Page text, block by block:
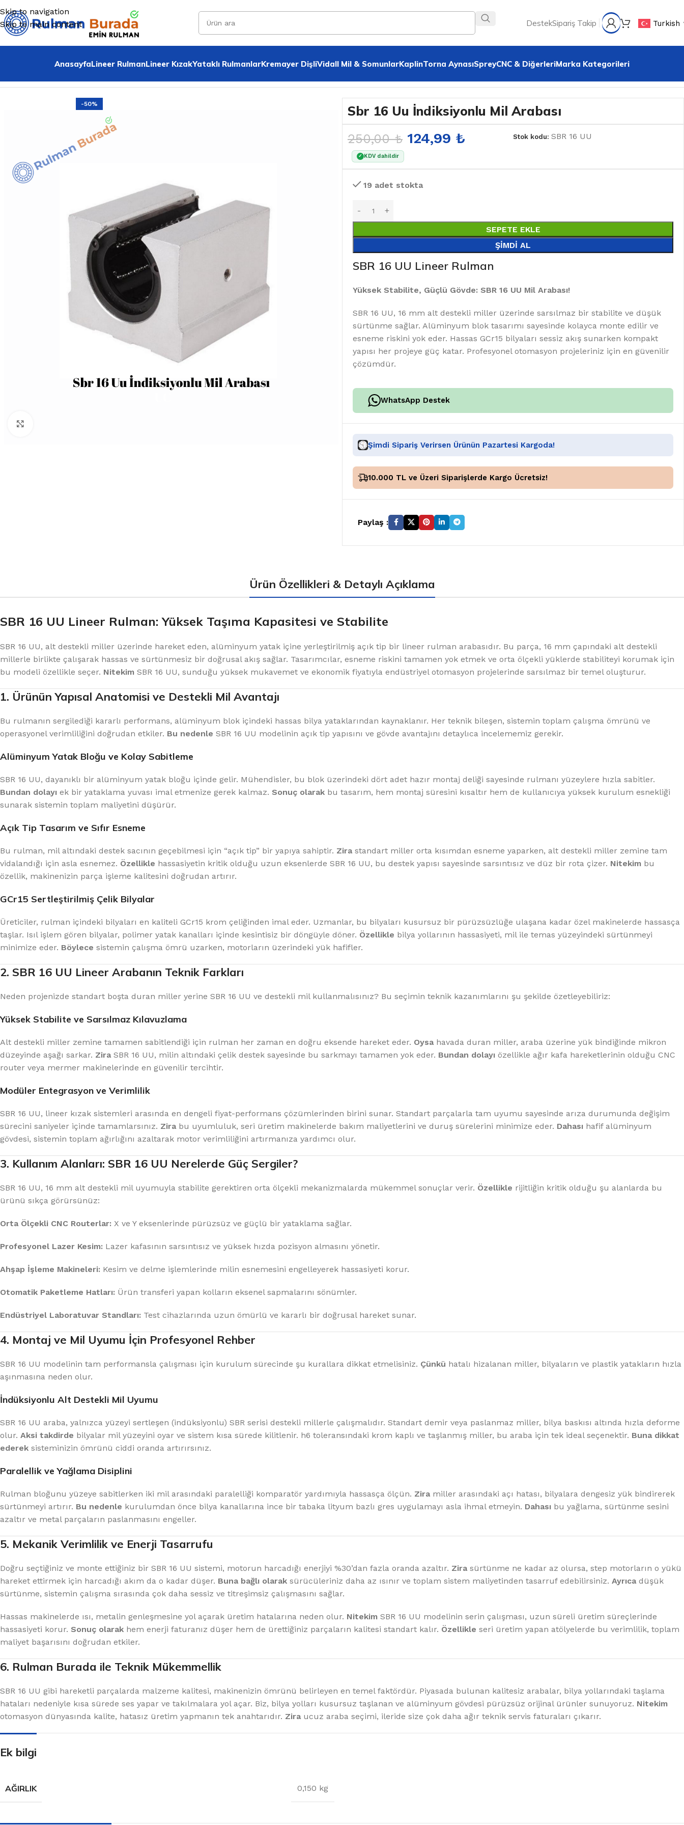
Skip to navigation
Skip to main content
DestekSipariş Takip Turkish
AnasayfaLineer RulmanLineer KızakYataklı RulmanlarKremayer DişliVidalI Mil & SomunlarKaplinTorna AynasıSpreyCNC & DiğerleriMarka Kategorileri
-50% Sbr 16 Uu İndiksiyonlu Mil Arabası
250,00₺ 124,99 ₺
✓ KDV dahildir
Stok kodu: SBR 16 UU
19 adet stokta
SEPETE EKLE
ŞIMDI AL
SBR 16 UU Lineer Rulman
Yüksek Stabilite, Güçlü Gövde: SBR 16 UU Mil Arabası!
SBR 16 UU, 16 mm alt destekli miller üzerinde sarsılmaz bir stabilite ve düşük
sürtünme sağlar. Alüminyum blok tasarımı sayesinde kolayca monte edilir ve
esneme riskini yok eder. Hassas GCr15 bilyaları sessiz akış sunarken kompakt
yapısı her projeye güç katar. Profesyonel otomasyon projeleriniz için en güvenilir
çözümdür.
WhatsApp Destek
Şimdi Sipariş Verirsen Ürünün Pazartesi Kargoda!
10.000 TL ve Üzeri Siparişlerde Kargo Ücretsiz!
Paylaş :
Ürün Özellikleri & Detaylı Açıklama
SBR 16 UU Lineer Rulman: Yüksek Taşıma Kapasitesi ve Stabilite
SBR 16 UU, alt destekli miller üzerinde hareket eden, alüminyum yatak içine yerleştirilmiş açık tip bir lineer rulman arabasıdır. Bu parça, 16 mm çapındaki alt destekli
millerle birlikte çalışarak hassas ve sürtünmesiz bir doğrusal akış sağlar. Tasarımcılar, esneme riskini tamamen yok etmek ve orta ölçekli yüklerde stabiliteyi korumak için
bu modeli özellikle seçer. Nitekim SBR 16 UU, sunduğu yüksek mukavemet ve ekonomik fiyatıyla endüstriyel otomasyon projelerinde sarsılmaz bir temel oluşturur.
1. Ürünün Yapısal Anatomisi ve Destekli Mil Avantajı
Bu rulmanın sergilediği kararlı performans, alüminyum blok içindeki hassas bilya yataklarından kaynaklanır. Her teknik bileşen, sistemin toplam çalışma ömrünü ve
operasyonel verimliliğini doğrudan etkiler. Bu nedenle SBR 16 UU modelinin açık tip yapısını ve gövde avantajını detaylıca incelememiz gerekir.
Alüminyum Yatak Bloğu ve Kolay Sabitleme
SBR 16 UU, dayanıklı bir alüminyum yatak bloğu içinde gelir. Mühendisler, bu blok üzerindeki dört adet hazır montaj deliği sayesinde rulmanı yüzeylere hızla sabitler.
Bundan dolayı ek bir yataklama yuvası imal etmenize gerek kalmaz. Sonuç olarak bu tasarım, hem montaj süresini kısaltır hem de kullanıcıya yüksek kurulum esnekliği
sunarak sistemin toplam maliyetini düşürür.
Açık Tip Tasarım ve Sıfır Esneme
Bu rulman, mil altındaki destek sacının geçebilmesi için “açık tip” bir yapıya sahiptir. Zira standart miller orta kısımdan esneme yaparken, alt destekli miller zemine tam
vidalandığı için asla esnemez. Özellikle hassasiyetin kritik olduğu uzun eksenlerde SBR 16 UU, bu destek yapısı sayesinde sarsıntısız ve düz bir rota çizer. Nitekim bu
özellik, makinenizin parça işleme kalitesini doğrudan artırır.
GCr15 Sertleştirilmiş Çelik Bilyalar
Üreticiler, rulman içindeki bilyaları en kaliteli GCr15 krom çeliğinden imal eder. Uzmanlar, bu bilyaları kusursuz bir pürüzsüzlüğe ulaşana kadar özel makinelerde hassasça
taşlar. Isıl işlem gören bilyalar, polimer yatak kanalları içinde kesintisiz bir döngüyle döner. Özellikle bilya yollarının hassasiyeti, mil ile temas yüzeyindeki sürtünmeyi
minimize eder. Böylece sistemin çalışma ömrü uzarken, motorların üzerindeki yük hafifler.
2. SBR 16 UU Lineer Arabanın Teknik Farkları
Neden projenizde standart boşta duran miller yerine SBR 16 UU ve destekli mil kullanmalısınız? Bu seçimin teknik kazanımlarını şu şekilde özetleyebiliriz:
Yüksek Stabilite ve Sarsılmaz Kılavuzlama
Alt destekli miller zemine tamamen sabitlendiği için rulman her zaman en doğru eksende hareket eder. Oysa havada duran miller, araba üzerine yük bindiğinde mikron
düzeyinde aşağı sarkar. Zira SBR 16 UU, milin altındaki çelik destek sayesinde bu sarkmayı tamamen yok eder. Bundan dolayı özellikle ağır kafa hareketlerinin olduğu CNC
router veya mermer makinelerinde en güvenilir tercihtir.
Modüler Entegrasyon ve Verimlilik
SBR 16 UU, lineer kızak sistemleri arasında en dengeli fiyat-performans çözümlerinden birini sunar. Standart parçalarla tam uyumu sayesinde arıza durumunda değişim
sürecini saniyeler içinde tamamlarsınız. Zira bu uyumluluk, seri üretim makinelerde bakım maliyetlerini ve duruş sürelerini minimize eder. Dahası hafif alüminyum
gövdesi, sistemin toplam ağırlığını azaltarak motor verimliliğini artırmanıza yardımcı olur.
3. Kullanım Alanları: SBR 16 UU Nerelerde Güç Sergiler?
SBR 16 UU, 16 mm alt destekli mil uyumuyla stabilite gerektiren orta ölçekli mekanizmalarda mükemmel sonuçlar verir. Özellikle rijitliğin kritik olduğu şu alanlarda bu
ürünü sıkça görürsünüz:
Orta Ölçekli CNC Routerlar: X ve Y eksenlerinde pürüzsüz ve güçlü bir yataklama sağlar.
Profesyonel Lazer Kesim: Lazer kafasının sarsıntısız ve yüksek hızda pozisyon almasını yönetir.
Ahşap İşleme Makineleri: Kesim ve delme işlemlerinde milin esnemesini engelleyerek hassasiyeti korur.
Otomatik Paketleme Hatları: Ürün transferi yapan kolların eksenel sapmalarını sönümler.
Endüstriyel Laboratuvar Standları: Test cihazlarında uzun ömürlü ve kararlı bir doğrusal hareket sunar.
4. Montaj ve Mil Uyumu İçin Profesyonel Rehber
SBR 16 UU modelinin tam performansla çalışması için kurulum sürecinde şu kurallara dikkat etmelisiniz. Çünkü hatalı hizalanan miller, bilyaların ve plastik yatakların hızla
aşınmasına neden olur.
İndüksiyonlu Alt Destekli Mil Uyumu
SBR 16 UU araba, yalnızca yüzeyi sertleşen (indüksiyonlu) SBR serisi destekli millerle çalışmalıdır. Standart demir veya paslanmaz miller, bilya baskısı altında hızla deforme
olur. Aksi takdirde bilyalar mil yüzeyini oyar ve sistem kısa sürede kilitlenir. h6 toleransındaki krom kaplı ve taşlanmış miller, bu araba için tek ideal seçenektir. Buna dikkat
ederek sisteminizin ömrünü ciddi oranda artırırsınız.
Paralellik ve Yağlama Disiplini
Rulman bloğunu yüzeye sabitlerken iki mil arasındaki paralelliği komparatör yardımıyla hassasça ölçün. Zira miller arasındaki açı hatası, bilyalara dengesiz yük bindirerek
sürtünmeyi artırır. Bu nedenle kurulumdan önce bilya kanallarına ince bir tabaka lityum bazlı gres uygulamayı asla ihmal etmeyin. Dahası bu yağlama, sürtünme sesini
azaltır ve metal parçaların paslanmasını engeller.
5. Mekanik Verimlilik ve Enerji Tasarrufu
Doğru seçtiğiniz ve monte ettiğiniz bir SBR 16 UU sistemi, motorun harcadığı enerjiyi %30’dan fazla oranda azaltır. Zira sürtünme ne kadar az olursa, step motorların o yükü
hareket ettirmek için harcadığı akım da o kadar düşer. Buna bağlı olarak sürücüleriniz daha az ısınır ve toplam sistem maliyetinden tasarruf edebilirsiniz. Ayrıca düşük
sürtünme, sistemin çalışma sırasında çok daha sessiz ve titreşimsiz çalışmasını sağlar.
Hassas makinelerde ısı, metalin genleşmesine yol açarak üretim hatalarına neden olur. Nitekim SBR 16 UU modelinin serin çalışması, uzun süreli üretim süreçlerinde
hassasiyeti korur. Sonuç olarak hem enerji faturanız düşer hem de ürettiğiniz parçaların kalitesi standart kalır. Özellikle seri üretim yapan atölyelerde bu verimlilik, toplam
maliyet başarısını doğrudan etkiler.
6. Rulman Burada ile Teknik Mükemmellik
SBR 16 UU gibi hareketli parçalarda malzeme kalitesi, makinenizin ömrünü belirleyen en temel faktördür. Piyasada bulunan kalitesiz arabalar, bilya yollarındaki taşlama
hataları nedeniyle kısa sürede ses yapar ve takılmalara yol açar. Biz, bilya yolları kusursuz taşlanan ve alüminyum gövdesi pürüzsüz orijinal ürünler sunuyoruz. Nitekim
otomasyon dünyasında kalite, hatasız üretim yapmanın tek anahtarıdır. Zira ucuz araba seçimi, ileride size çok daha ağır teknik servis faturaları çıkarır.
Ek bilgi
AĞIRLIK 0,150 kg